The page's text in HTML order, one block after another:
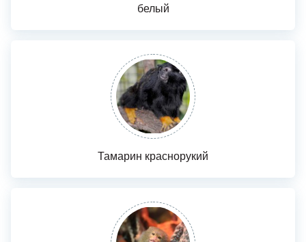
белый
Тамарин краснорукий